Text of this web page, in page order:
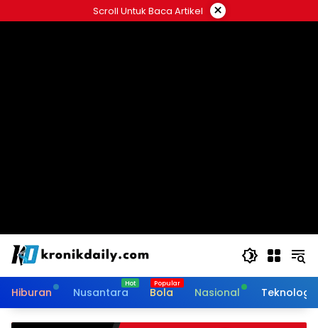
ke
Scroll Untuk Baca Artikel ×
Hiburan Nusantara Bola Nasional Teknologi